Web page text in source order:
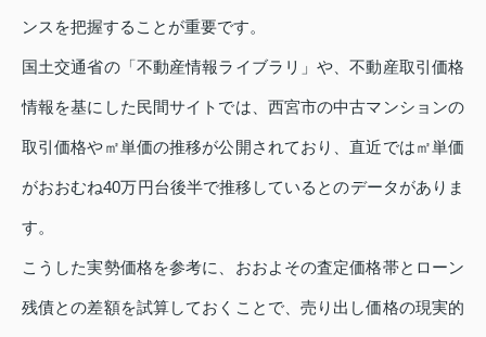
ンスを把握することが重要です。
国土交通省の「不動産情報ライブラリ」や、不動産取引価格
情報を基にした民間サイトでは、西宮市の中古マンションの
取引価格や㎡単価の推移が公開されており、直近では㎡単価
がおおむね40万円台後半で推移しているとのデータがありま
す。
こうした実勢価格を参考に、おおよその査定価格帯とローン
残債との差額を試算しておくことで、売り出し価格の現実的